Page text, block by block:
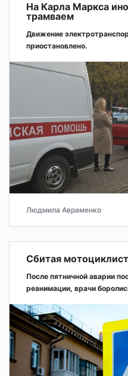
На Карла Маркса
трамваем
Движение
приостановлено.
Людмила Авраменко
Сбитая
После пятничной аварии
реанимации, врачи